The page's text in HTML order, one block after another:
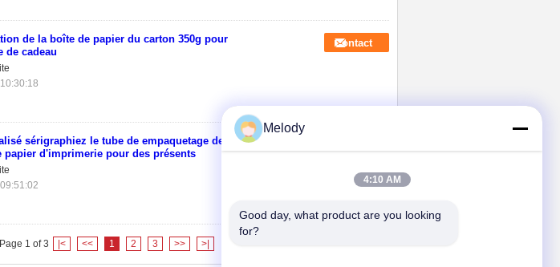
de la boîte de papier du carton 350g pour
de cadeau
Contact
sérigraphiez le tube de empaquetage de cadeau
papier d'imprimerie pour des présents
Page 1 of 3 |< << 1 2 3 >> >|
Melody
4:10 AM
Good day, what product are you looking
for?